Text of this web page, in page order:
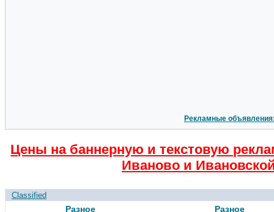
Рекламные
Цены на баннерную и текстовую
Иваново и
Classified
Разное Разное